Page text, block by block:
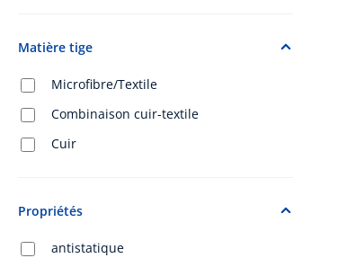
Matière tige
Microfibre/Textile
Combinaison cuir-textile
Cuir
Propriétés
antistatique